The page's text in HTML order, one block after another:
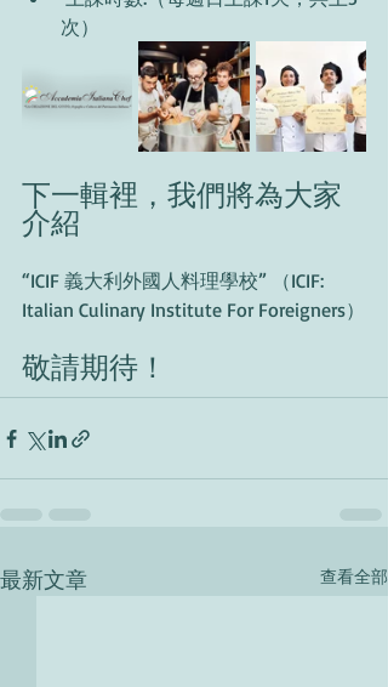
次）
下一輯裡，我們將為大家
介紹
“ICIF 義大利外國人料理學校” （ICIF:
Italian Culinary Institute For Foreigners）
敬請期待！
最新文章 查看全部